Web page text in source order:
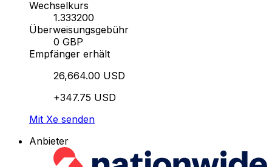
Wechselkurs
1.333200
Überweisungsgebühr
0 GBP
Empfänger erhält
26,664.00 USD
+347.75 USD
Mit Xe senden
Anbieter